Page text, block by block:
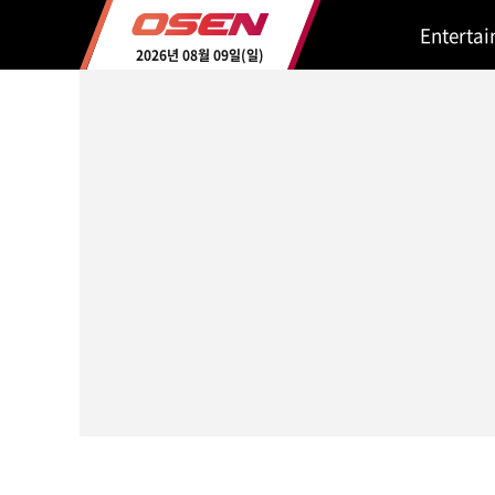
2026년 08월 09일(일)